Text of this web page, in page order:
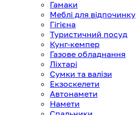
Гамаки
Меблі для відпочинку
Гігієна
Туристичний посуд
Кунг-кемпер
Газове обладнання
Ліхтарі
Сумки та валізи
Екзоскелети
Автонамети
Намети